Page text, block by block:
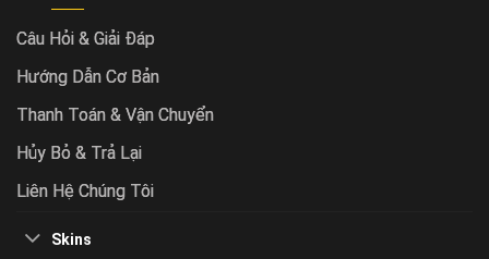
Câu Hỏi & Giải Đáp
Hướng Dẫn Cơ Bản
Thanh Toán & Vận Chuyển
Hủy Bỏ & Trả Lại
Liên Hệ Chúng Tôi
Skins